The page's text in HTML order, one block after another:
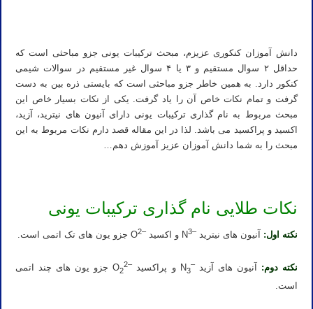
دانش آموزان کنکوری عزیزم، مبحث ترکیبات یونی جزو مباحثی است که
حداقل ۲ سوال مستقیم و ۳ یا ۴ سوال غیر مستقیم در سوالات شیمی
کنکور دارد. به همین خاطر جزو مباحثی است که بایستی ذره بین به دست
گرفت و تمام نکات خاص آن را یاد گرفت. یکی از نکات بسیار خاص این
مبحث مربوط به نام گذاری ترکیبات یونی دارای آنیون های نیترید، آزید،
اکسید و پراکسید می باشد. لذا در این مقاله قصد دارم نکات مربوط به این
مبحث را به شما دانش آموزان عزیز آموزش دهم…
نکات طلایی نام گذاری ترکیبات یونی
نکته اول: آنیون های نیترید–
N3 و اکسید–
O2 جزو یون های تک اتمی است.
نکته دوم: آنیون های آزید–
N3 و پراکسید –
O2
2
جزو یون های چند اتمی
است.